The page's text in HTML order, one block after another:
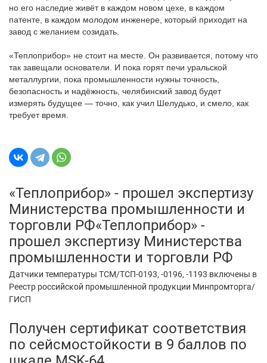
но его наследие живёт в каждом новом цехе, в каждом
патенте, в каждом молодом инженере, который приходит на
завод с желанием созидать.
«Теплоприбор» не стоит на месте. Он развивается, потому что
так завещали основатели. И пока горят печи уральской
металлургии, пока промышленности нужны точность,
безопасность и надёжность, челябинский завод будет
измерять будущее — точно, как учил Шелудько, и смело, как
требует время.
«Теплоприбор» - прошел экспертизу
Министерства промышленности и
торговли РФ«Теплоприбор» -
прошел экспертизу Министерства
промышленности и торговли РФ
Датчики температуры ТСМ/ТСП-0193, -0196, -1193 включены в
Реестр российской промышленной продукции Минпромторга/
ГИСП
Получен сертификат соответствия
по сейсмостойкости в 9 баллов по